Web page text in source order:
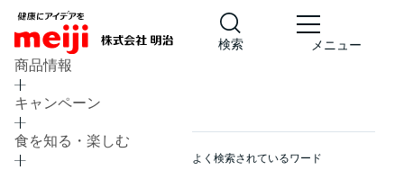
検索 メニュー
商品情報
キャンペーン
食を知る・楽しむ
よく検索されているワード